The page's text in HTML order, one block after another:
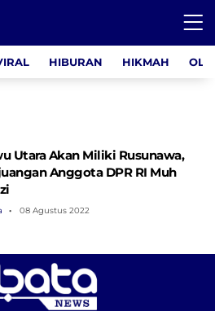
HIBURAN HIKMAH
Utara Akan Miliki Rusunawa,
Anggota DPR RI Muh
08 Agustus 2022